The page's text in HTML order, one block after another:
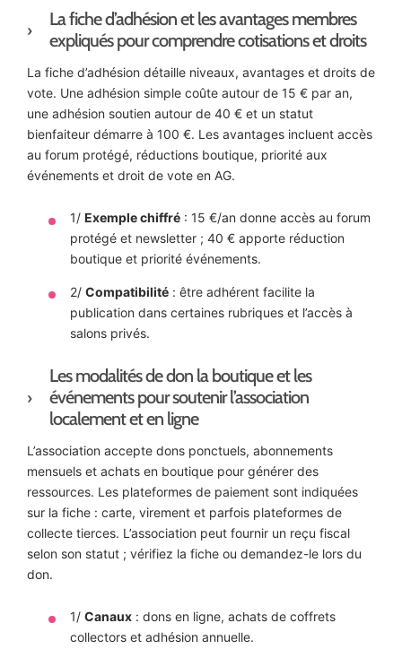
La fiche d’adhésion et les avantages membres
expliqués pour comprendre cotisations et droits
La fiche d’adhésion détaille niveaux, avantages et droits de
vote. Une adhésion simple coûte autour de 15 € par an,
une adhésion soutien autour de 40 € et un statut
bienfaiteur démarre à 100 €. Les avantages incluent accès
au forum protégé, réductions boutique, priorité aux
événements et droit de vote en AG.
1/ Exemple chiffré : 15 €/an donne accès au forum
protégé et newsletter ; 40 € apporte réduction
boutique et priorité événements.
2/ Compatibilité : être adhérent facilite la
publication dans certaines rubriques et l’accès à
salons privés.
Les modalités de don la boutique et les
événements pour soutenir l’association
localement et en ligne
L’association accepte dons ponctuels, abonnements
mensuels et achats en boutique pour générer des
ressources. Les plateformes de paiement sont indiquées
sur la fiche : carte, virement et parfois plateformes de
collecte tierces. L’association peut fournir un reçu fiscal
selon son statut ; vérifiez la fiche ou demandez-le lors du
don.
1/ Canaux : dons en ligne, achats de coffrets
collectors et adhésion annuelle.